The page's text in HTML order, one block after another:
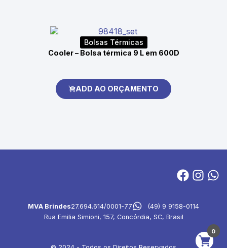
Bolsas Térmicas
Cooler – Bolsa térmica 9 L em 600D
ADD AO ORÇAMENTO
MVA Brindes27.694.614/0001-77
(49) 9 9158-0114
Rua Emilia Simioni, 157, Concórdia, SC, Brasil
0